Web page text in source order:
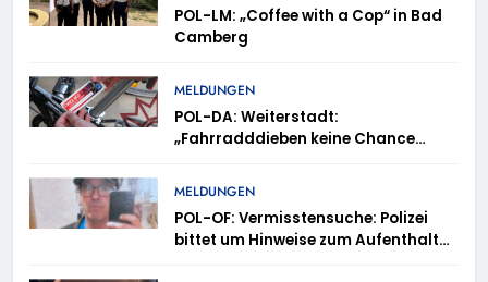
POL-LM: „Coffee with a Cop“ in Bad
Camberg
MELDUNGEN
POL-DA: Weiterstadt:
„Fahrradddieben keine Chance
Anmeldung erforderlich
MELDUNGEN
POL-OF: Vermisstensuche: Polizei
bittet um Hinweise zum Aufenthalt